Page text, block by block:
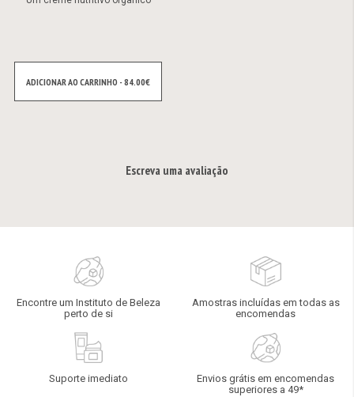
ADICIONAR AO CARRINHO - 84.00€
Escreva uma avaliação
Encontre um Instituto de Beleza
perto de si
Amostras incluídas em todas as
encomendas
Suporte imediato
Envios grátis em encomendas
superiores a 49*